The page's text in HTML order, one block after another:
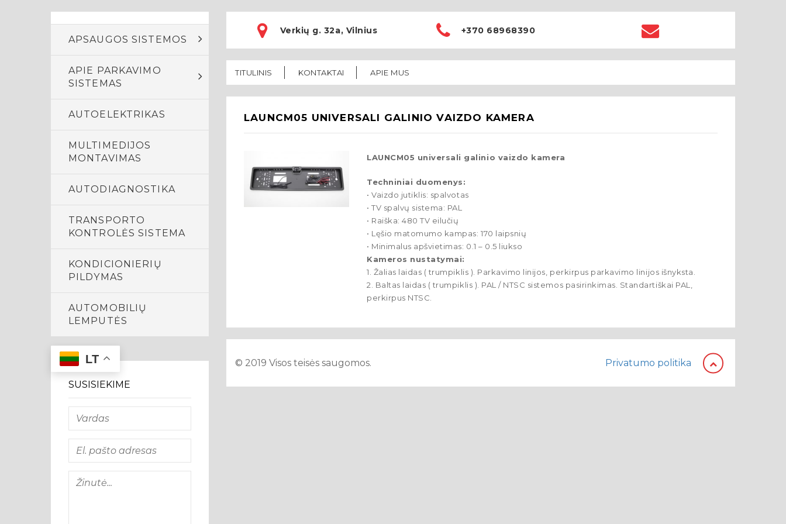
APSAUGOS SISTEMOS
APIE PARKAVIMO
SISTEMAS
AUTOELEKTRIKAS
MULTIMEDIJOS
MONTAVIMAS
AUTODIAGNOSTIKA
TRANSPORTO
KONTROLĖS SISTEMA
KONDICIONIERIŲ
PILDYMAS
AUTOMOBILIŲ
LEMPUTĖS
LT
SUSISIEKIME
Verkių g. 32a, Vilnius +370 68968390
TITULINIS KONTAKTAI APIE MUS
LAUNCM05 UNIVERSALI GALINIO VAIZDO KAMERA
LAUNCM05 universali galinio vaizdo kamera
Techniniai duomenys:
• Vaizdo jutiklis: spalvotas
• TV spalvų sistema: PAL
• Raiška: 480 TV eilučių
• Lęšio matomumo kampas: 170 laipsnių
• Minimalus apšvietimas: 0.1 – 0.5 liukso
Kameros nustatymai:
1. Žalias laidas ( trumpiklis ). Parkavimo linijos, perkirpus parkavimo linijos išnyksta.
2. Baltas laidas ( trumpiklis ). PAL / NTSC sistemos pasirinkimas. Standartiškai PAL,
perkirpus NTSC.
© 2019 Visos teisės saugomos. Privatumo politika